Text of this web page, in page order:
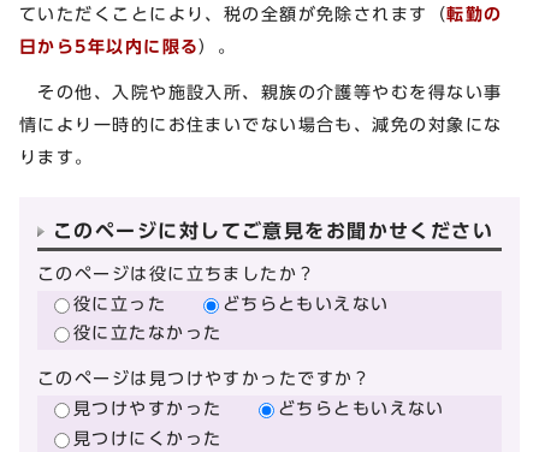
ていただくことにより、税の全額が免除されます（転勤の
日から5年以内に限る ）。
その他、入院や施設入所、親族の介護等やむを得ない事
情により一時的にお住まいでない場合も、減免の対象にな
ります。
このページに対してご意見をお聞かせください
このページは役に立ちましたか？
役に立った
どちらともいえない
役に立たなかった
このページは見つけやすかったですか？
見つけやすかった
どちらともいえない
見つけにくかった